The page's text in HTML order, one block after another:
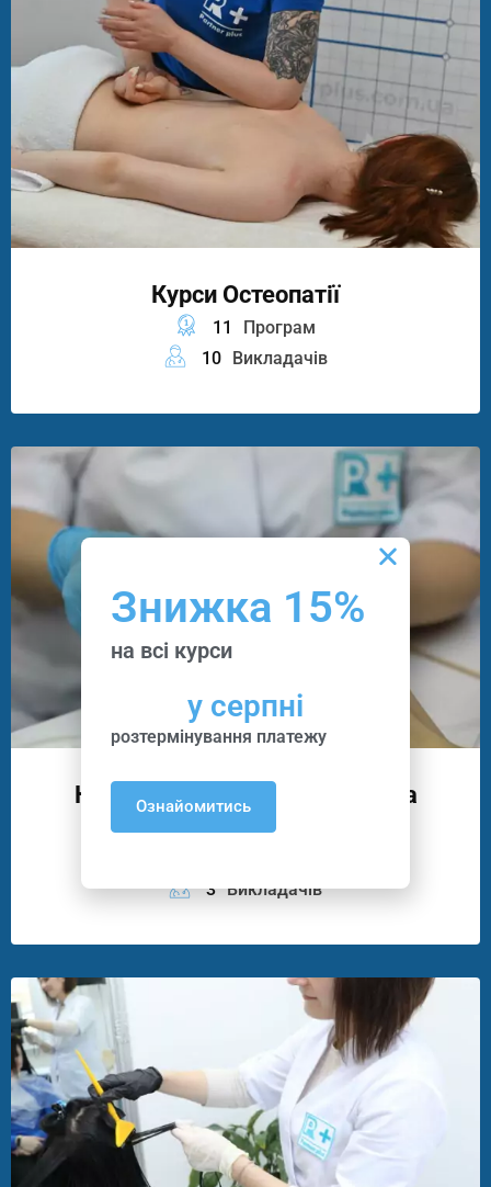
Курси Остеопатії
11
Програм
10
Викладачів
Курси Манікюру, Педикюру Та
Подології
3 Викладачів
Знижка 15%
на всі курси
у серпні
розтермінування платежу
Ознайомитись